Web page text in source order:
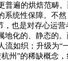
遍的烘焙范
统性保障。不
也是对存心运
化的、静态的
如织；升级为
”的稀缺概念